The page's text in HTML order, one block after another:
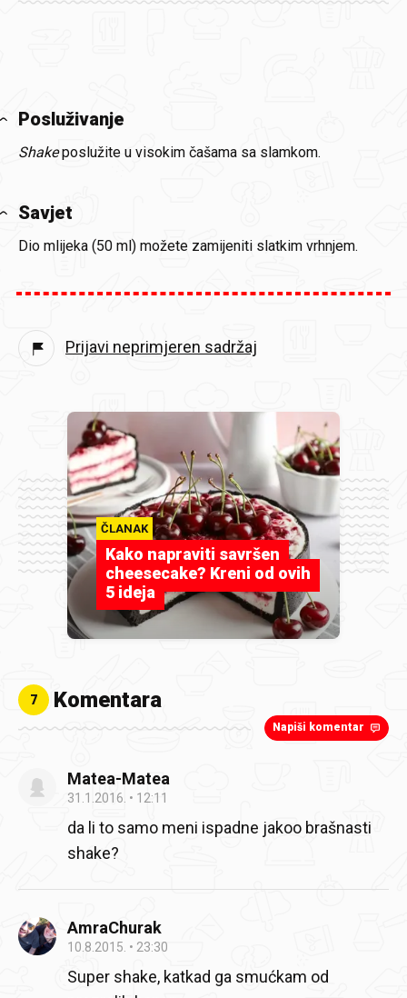
Posluživanje
Shakeposlužite u visokim čašama sa slamkom.
Savjet
Dio mlijeka (50 ml) možete zamijeniti slatkim vrhnjem.
Prijavi neprimjeren sadržaj
ČLANAK
Kako napraviti savršen
cheesecake? Kreni od ovih
5 ideja
7 Komentara
Napiši komentar
Matea-Matea
31.1.2016. 12:11
da li to samo meni ispadne jakoo brašnasti
shake?
AmraChurak
10.8.2015. 23:30
Super shake, katkad ga smućkam od